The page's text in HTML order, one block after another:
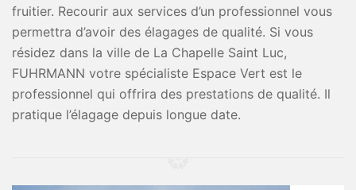
fruitier. Recourir aux services d’un professionnel vous
permettra d’avoir des élagages de qualité. Si vous
résidez dans la ville de La Chapelle Saint Luc,
FUHRMANN votre spécialiste Espace Vert est le
professionnel qui offrira des prestations de qualité. Il
pratique l’élagage depuis longue date.